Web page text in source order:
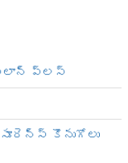
ప్లస్
కొనుగోలు